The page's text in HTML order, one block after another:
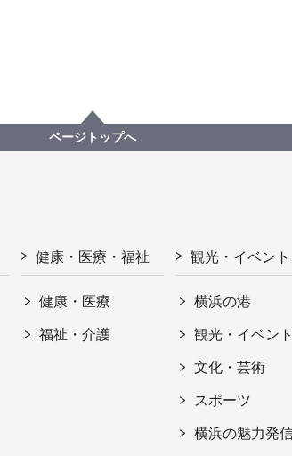
ページトップへ
健康・医療・福祉
健康・医療
福祉・介護
観光・イベント
横浜の港
観光・イベン
文化・芸術
スポーツ
横浜の魅力発